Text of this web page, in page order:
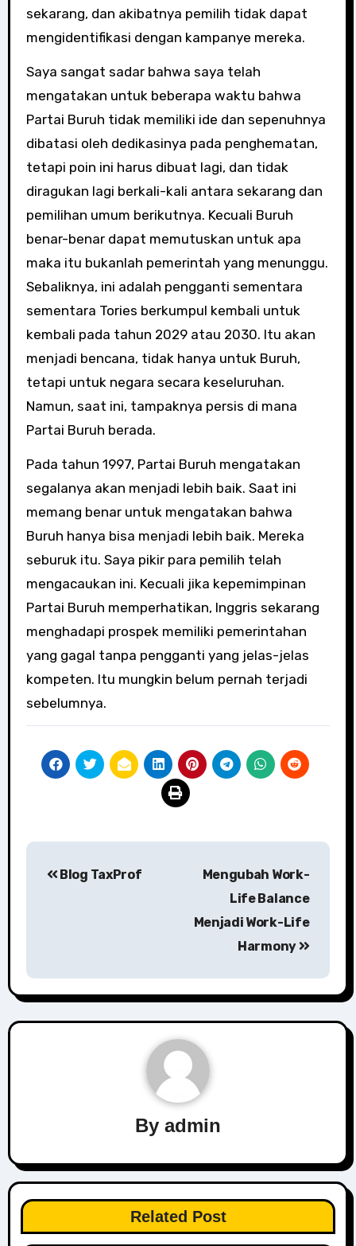
sekarang, dan akibatnya pemilih tidak dapat
mengidentifikasi dengan kampanye mereka.
Saya sangat sadar bahwa saya telah
mengatakan untuk beberapa waktu bahwa
Partai Buruh tidak memiliki ide dan sepenuhnya
dibatasi oleh dedikasinya pada penghematan,
tetapi poin ini harus dibuat lagi, dan tidak
diragukan lagi berkali-kali antara sekarang dan
pemilihan umum berikutnya. Kecuali Buruh
benar-benar dapat memutuskan untuk apa
maka itu bukanlah pemerintah yang menunggu.
Sebaliknya, ini adalah pengganti sementara
sementara Tories berkumpul kembali untuk
kembali pada tahun 2029 atau 2030. Itu akan
menjadi bencana, tidak hanya untuk Buruh,
tetapi untuk negara secara keseluruhan.
Namun, saat ini, tampaknya persis di mana
Partai Buruh berada.
Pada tahun 1997, Partai Buruh mengatakan
segalanya akan menjadi lebih baik. Saat ini
memang benar untuk mengatakan bahwa
Buruh hanya bisa menjadi lebih baik. Mereka
seburuk itu. Saya pikir para pemilih telah
mengacaukan ini. Kecuali jika kepemimpinan
Partai Buruh memperhatikan, Inggris sekarang
menghadapi prospek memiliki pemerintahan
yang gagal tanpa pengganti yang jelas-jelas
kompeten. Itu mungkin belum pernah terjadi
sebelumnya.
navigation
Blog TaxProf
Mengubah Work-
Life Balance
Menjadi Work-Life
Harmony
By admin
Related Post